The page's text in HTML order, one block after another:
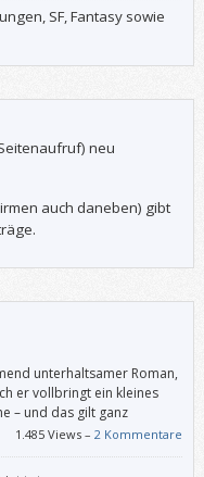
SF, Fantasy sowie
neu
auch daneben) gibt
unterhaltsamer Roman,
er vollbringt ein kleines
– und das gilt ganz
– zukünftig mit
großartiges Plädoyer
1.485 Views –2 Kommentare